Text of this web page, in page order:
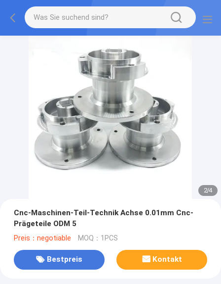
2/4
Cnc-Maschinen-Teil-Technik Achse 0.01mm Cnc-
Prägeteile ODM 5
Preis：negotiable MOQ：1PCS
Bestpreis Kontakt